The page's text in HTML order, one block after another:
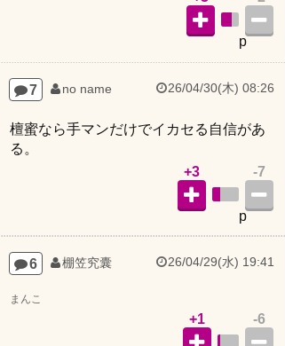
p
7 26/04/30(木) 08:26
檀蜜なら手マンだけでイカセる自信があ
る。
-7
p
+3
6 棚笠究囊 26/04/29(水) 19:41
まんこ
-6
+1